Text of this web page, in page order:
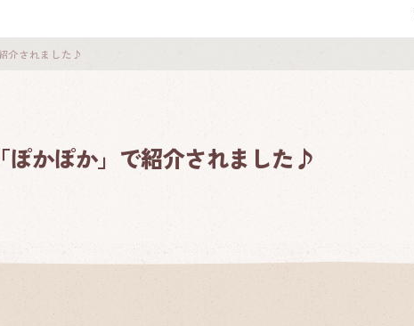
アップルパイ
＆コブラー
介されました♪
ぽかぽか」で紹介されました♪